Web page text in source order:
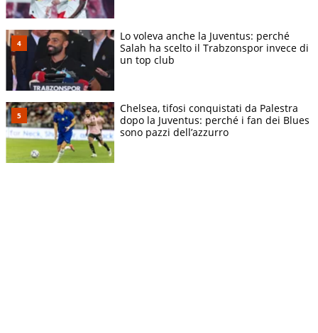
Lo voleva anche la Juventus: perché
Salah ha scelto il Trabzonspor invece di
un top club
Chelsea, tifosi conquistati da Palestra
dopo la Juventus: perché i fan dei Blues
sono pazzi dell’azzurro